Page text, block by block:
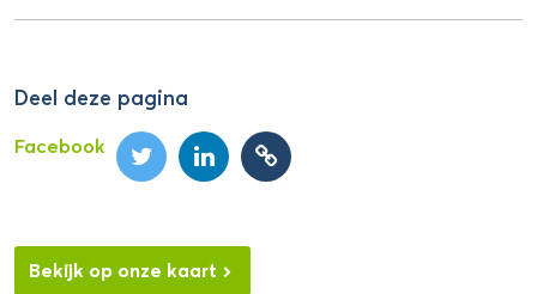
Deel deze pagina
Facebook
Bekijk op onze kaart